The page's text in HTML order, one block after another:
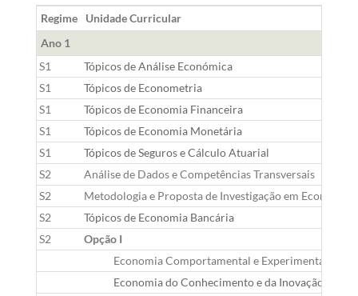
Regime
Unidade Curricular
Ano 1
S1
Tópicos de Análise Económica
S1
Tópicos de Econometria
S1
Tópicos de Economia Financeira
S1
Tópicos de Economia Monetária
S1
Tópicos de Seguros e Cálculo Atuarial
S2
Análise de Dados e Competências Transversais
S2
Metodologia e Proposta de Investigação em Economia
S2
Tópicos de Economia Bancária
S2
Opção I
Economia Comportamental e Experimental
Economia do Conhecimento e da Inovação